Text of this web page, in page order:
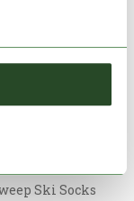
Ski Socks